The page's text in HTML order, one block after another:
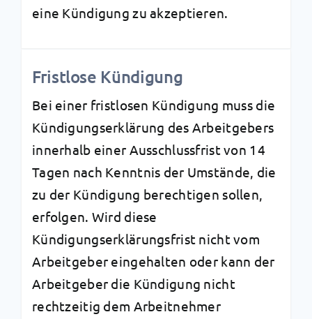
eine Kündigung zu akzeptieren.
Fristlose Kündigung
Bei einer fristlosen Kündigung muss die
Kündigungserklärung des Arbeitgebers
innerhalb einer Ausschlussfrist von 14
Tagen nach Kenntnis der Umstände, die
zu der Kündigung berechtigen sollen,
erfolgen. Wird diese
Kündigungserklärungsfrist nicht vom
Arbeitgeber eingehalten oder kann der
Arbeitgeber die Kündigung nicht
rechtzeitig dem Arbeitnehmer